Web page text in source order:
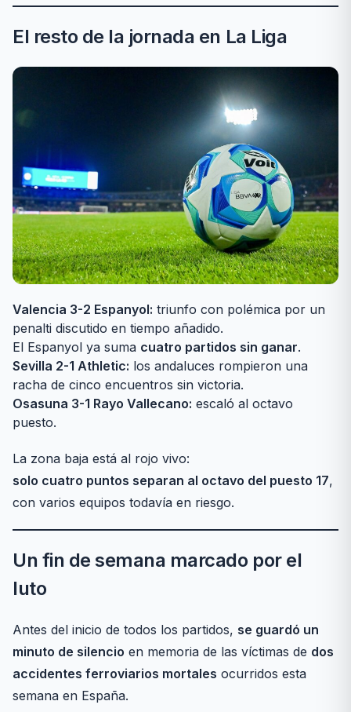
El resto de la jornada en La Liga
Valencia 3-2 Espanyol: triunfo con polémica por un
penalti discutido en tiempo añadido.
El Espanyol ya suma cuatro partidos sin ganar.
Sevilla 2-1 Athletic: los andaluces rompieron una
racha de cinco encuentros sin victoria.
Osasuna 3-1 Rayo Vallecano: escaló al octavo
puesto.
La zona baja está al rojo vivo:
solo cuatro puntos separan al octavo del puesto 17,
con varios equipos todavía en riesgo.
Un fin de semana marcado por el
luto
Antes del inicio de todos los partidos, se guardó un
minuto de silencio en memoria de las víctimas de dos
accidentes ferroviarios mortales ocurridos esta
semana en España.